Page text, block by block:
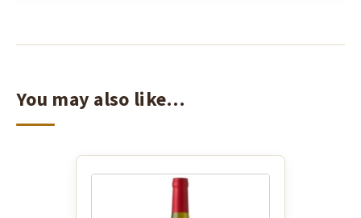
You may also like…